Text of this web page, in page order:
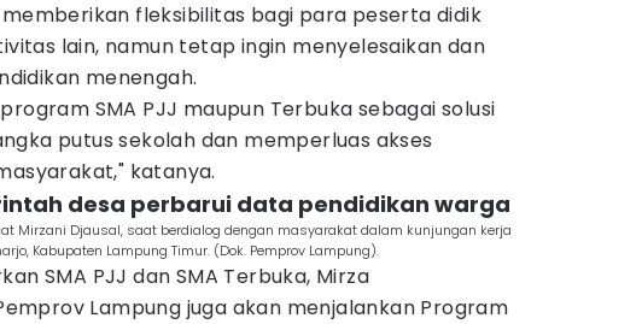
memberikan fleksibilitas bagi para peserta didik
lain, namun tetap ingin menyelesaikan dan
menengah.
SMA PJJ maupun Terbuka sebagai solusi
putus sekolah dan memperluas akses
katanya.
desa perbarui data pendidikan warga
Mirzani Djausal, saat berdialog dengan masyarakat dalam kunjungan kerja
Kabupaten Lampung Timur. (Dok. Pemprov Lampung).
SMA PJJ dan SMA Terbuka, Mirza
Lampung juga akan menjalankan Program